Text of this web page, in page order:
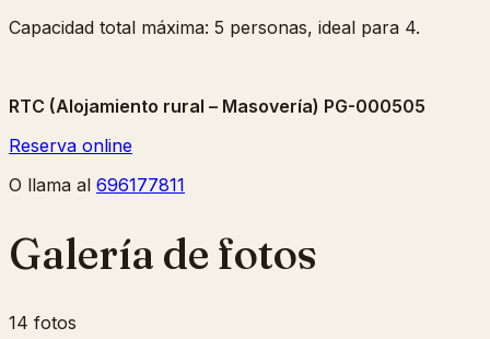
Capacidad total máxima: 5 personas, ideal para 4.
RTC (Alojamiento rural – Masovería) PG-000505
Reserva online
O llama al 696177811
Galería de fotos
14 fotos